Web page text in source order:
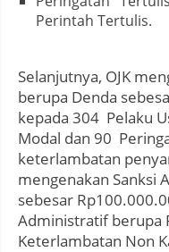
Perintah Tertulis.
Selanjutnya, OJK
berupa Denda
kepada 304 Pelaku
Modal dan 90
keterlambatan
mengenakan Sanksi
sebesar
Administratif berupa
Keterlambatan Non